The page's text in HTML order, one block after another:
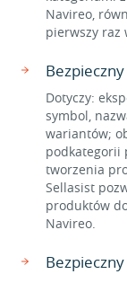
Navireo,
pierwszy raz
Dotyczy:
symbol,
wariantów;
podkategorii
tworzenia
Sellasist
produktów
Navireo.